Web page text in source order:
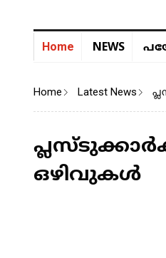
Home NEWS
Home Latest News
ഒഴിവുകൾ